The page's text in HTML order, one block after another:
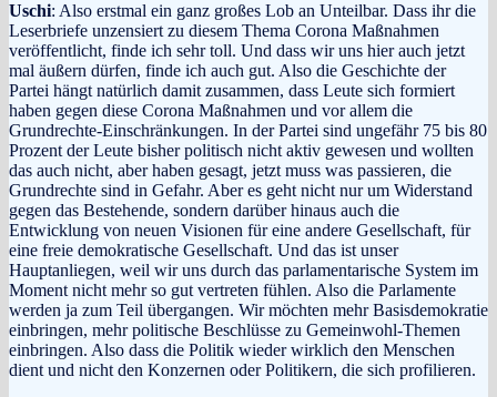
Uschi: Also erstmal ein ganz großes Lob an Unteilbar. Dass ihr die
Leserbriefe unzensiert zu diesem Thema Corona Maßnahmen
veröffentlicht, finde ich sehr toll. Und dass wir uns hier auch jetzt
mal äußern dürfen, finde ich auch gut. Also die Geschichte der
Partei hängt natürlich damit zusammen, dass Leute sich formiert
haben gegen diese Corona Maßnahmen und vor allem die
Grundrechte-Einschränkungen. In der Partei sind ungefähr 75 bis 80
Prozent der Leute bisher politisch nicht aktiv gewesen und wollten
das auch nicht, aber haben gesagt, jetzt muss was passieren, die
Grundrechte sind in Gefahr. Aber es geht nicht nur um Widerstand
gegen das Bestehende, sondern darüber hinaus auch die
Entwicklung von neuen Visionen für eine andere Gesellschaft, für
eine freie demokratische Gesellschaft. Und das ist unser
Hauptanliegen, weil wir uns durch das parlamentarische System im
Moment nicht mehr so gut vertreten fühlen. Also die Parlamente
werden ja zum Teil übergangen. Wir möchten mehr Basisdemokratie
einbringen, mehr politische Beschlüsse zu Gemeinwohl-Themen
einbringen. Also dass die Politik wieder wirklich den Menschen
dient und nicht den Konzernen oder Politikern, die sich profilieren.